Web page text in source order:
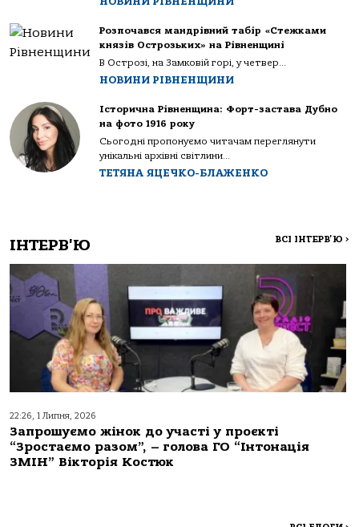
Розпочався мандрівний табір «Стежками
князів Острозьких» на Рівненщині
В Острозі, на Замковій горі, у четвер...
НОВИНИ РІВНЕНЩИНИ
Історична Рівненщина: Форт-застава Дубно
на фото 1916 року
Сьогодні пропонуємо читачам переглянути
унікальні архівні світлини...
ТЕТЯНА ЯЦЕЧКО-БЛАЖЕНКО
ІНТЕРВ'Ю ВСІ ІНТЕРВ'Ю >
22:26, 1 Липня, 2026
Запрошуємо жінок до участі у проєкті
“Зростаємо разом”, – голова ГО “Інтонація
ЗМІН” Вікторія Костюк